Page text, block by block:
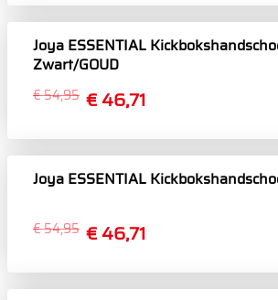
Joya ESSENTIAL
Zwart/GOUD
€ 46,71
€ 54,95
Joya ESSENTIAL
€ 46,71
€ 54,95